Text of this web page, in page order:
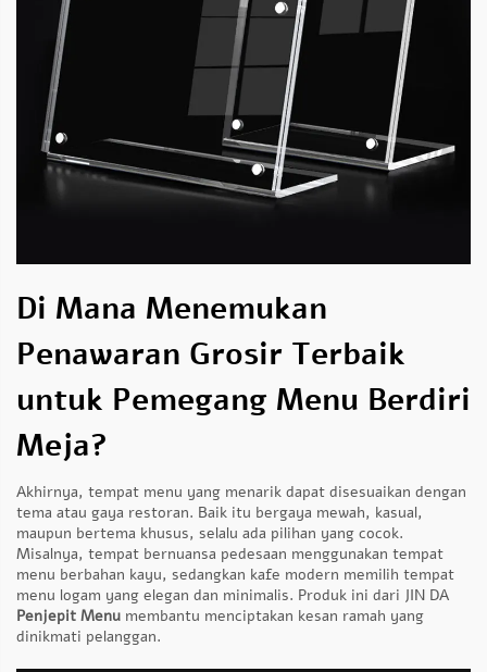
Di Mana Menemukan
Penawaran Grosir Terbaik
untuk Pemegang Menu Berdiri
Meja?
Akhirnya, tempat menu yang menarik dapat disesuaikan dengan
tema atau gaya restoran. Baik itu bergaya mewah, kasual,
maupun bertema khusus, selalu ada pilihan yang cocok.
Misalnya, tempat bernuansa pedesaan menggunakan tempat
menu berbahan kayu, sedangkan kafe modern memilih tempat
menu logam yang elegan dan minimalis. Produk ini dari JIN DA
Penjepit Menu membantu menciptakan kesan ramah yang
dinikmati pelanggan.